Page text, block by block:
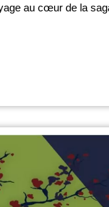
au cœur de la